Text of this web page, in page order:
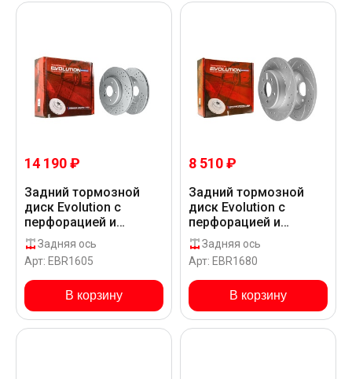
14 190 ₽
Задний тормозной
диск Evolution с
перфорацией и
насечками в покрытии
GEOMET для
Mercedes-Benz C 160
S205
Задняя ось
Арт: EBR1605
В корзину
8 510 ₽
Задний тормозной
диск Evolution с
перфорацией и
насечками, в
покрытии GEOMET для
Mercedes-Benz C 160
S205
Задняя ось
Арт: EBR1680
В корзину